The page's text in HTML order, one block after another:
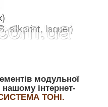
модульної
нашому інтернет-
ТОНІ.